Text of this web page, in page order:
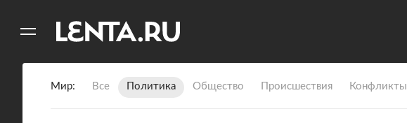
Мир Все Политика Общество Происшествия Конфликты